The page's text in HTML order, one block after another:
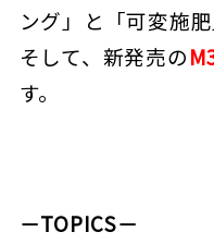
ング」と「可変施肥
そして、新発売の
す。
－TOPICS－